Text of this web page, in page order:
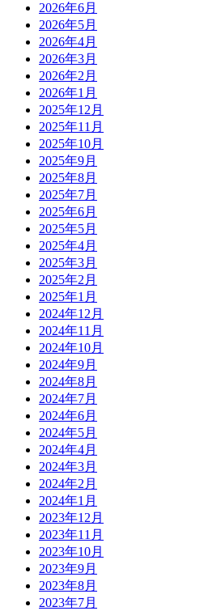
2026年6月
2026年5月
2026年4月
2026年3月
2026年2月
2026年1月
2025年12月
2025年11月
2025年10月
2025年9月
2025年8月
2025年7月
2025年6月
2025年5月
2025年4月
2025年3月
2025年2月
2025年1月
2024年12月
2024年11月
2024年10月
2024年9月
2024年8月
2024年7月
2024年6月
2024年5月
2024年4月
2024年3月
2024年2月
2024年1月
2023年12月
2023年11月
2023年10月
2023年9月
2023年8月
2023年7月